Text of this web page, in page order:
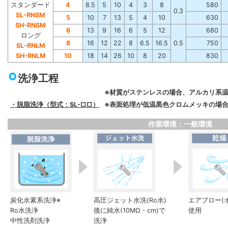
スタンダード
SL-RNSM
SH-RNSM
ロング
SL-RNLM
SH-RNLM
4 8.5 5 10 4 3
8
0.3
580
5
10 7 13 5 4 10
630
6
13 9 16 6 5
12
0.5
680
8
16 12 22 8 6.5 16.5
750
10
18 14 26 10 8 20 830
洗浄工程
※材質がステンレスの場合、アルカリ系
・脱脂洗浄（型式：SL-□□）
※表面処理が低温黒色クロムメッキの場
作業環境：一般環境
炭化水素系洗浄※
Ro水洗浄
中性洗剤洗浄
高圧ジェット水洗(Ro水)
後に純水(10MΩ・cm)で
洗浄
エアブロー(
使用